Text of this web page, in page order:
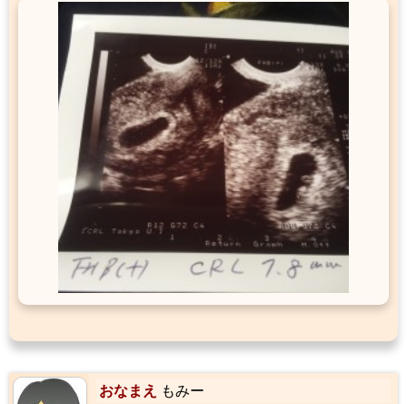
おなまえ もみー